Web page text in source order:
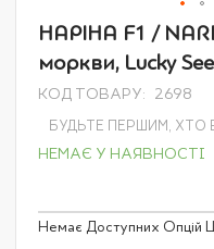
Перейти
початку
галереї
НАРІНА F1 /
моркви, Lucky
КОД ТОВАРУ 2698
БУДЬТЕ ПЕРШИМ, ХТО
НЕМАЄ У НАЯВНОСТІ
Grouped
product
Немає Доступних Опцій